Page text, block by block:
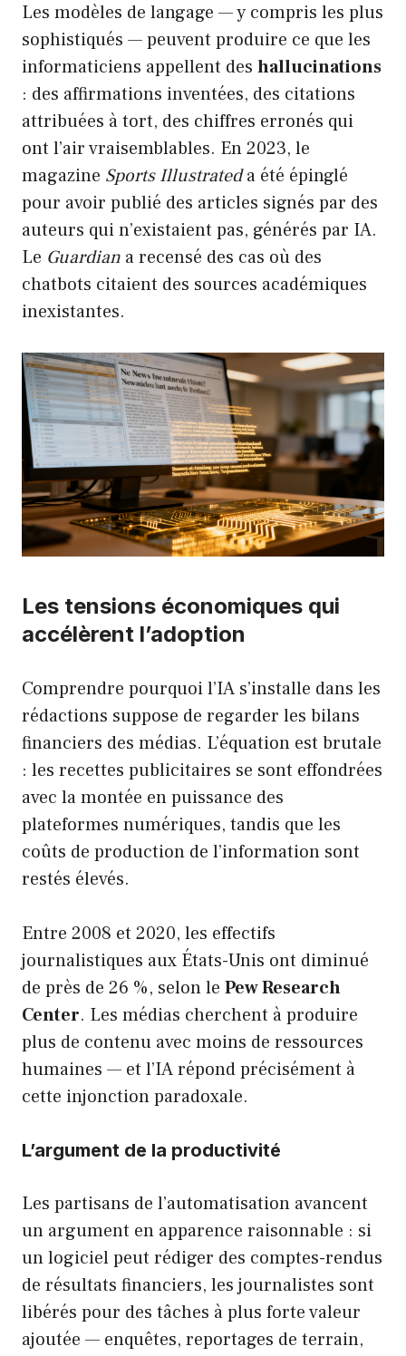
Les modèles de langage — y compris les plus
sophistiqués — peuvent produire ce que les
informaticiens appellent des hallucinations
: des affirmations inventées, des citations
attribuées à tort, des chiffres erronés qui
ont l’air vraisemblables. En 2023, le
magazine Sports Illustrateda été épinglé
pour avoir publié des articles signés par des
auteurs qui n’existaient pas, générés par IA.
Le Guardian a recensé des cas où des
chatbots citaient des sources académiques
inexistantes.
Les tensions économiques qui
accélèrent l’adoption
Comprendre pourquoi l’IA s’installe dans les
rédactions suppose de regarder les bilans
financiers des médias. L’équation est brutale
: les recettes publicitaires se sont effondrées
avec la montée en puissance des
plateformes numériques, tandis que les
coûts de production de l’information sont
restés élevés.
Entre 2008 et 2020, les effectifs
journalistiques aux États-Unis ont diminué
de près de 26 %, selon le Pew Research
Center. Les médias cherchent à produire
plus de contenu avec moins de ressources
humaines — et l’IA répond précisément à
cette injonction paradoxale.
L’argument de la productivité
Les partisans de l’automatisation avancent
un argument en apparence raisonnable : si
un logiciel peut rédiger des comptes-rendus
de résultats financiers, les journalistes sont
libérés pour des tâches à plus forte valeur
ajoutée — enquêtes, reportages de terrain,